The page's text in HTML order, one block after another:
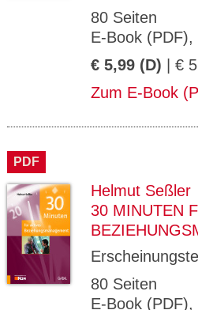
80 Seiten
E-Book
€ 5,99 (D) | €
Zum E-Book
PDF
Helmut Seßler
30 MINUTEN
80 Seiten
E-Book